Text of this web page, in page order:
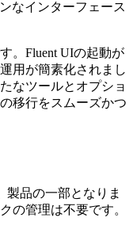
なインターフェース
。Fluent UIの起動が
用が簡素化されまし
なツールとオプショ
移行をスムーズかつ
製品の一部となりま
の管理は不要です。